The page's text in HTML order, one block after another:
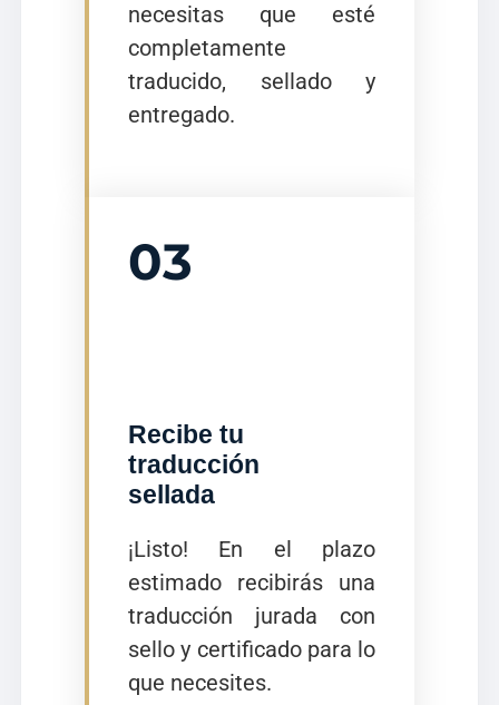
necesitas que esté
completamente
traducido, sellado y
entregado.
03
Recibe tu
traducción
sellada
¡Listo! En el plazo
estimado recibirás una
traducción jurada con
sello y certificado para lo
que necesites.